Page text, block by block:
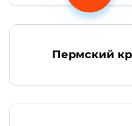
Пермский